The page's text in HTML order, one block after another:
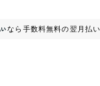
なら 手数料無料の翌月払